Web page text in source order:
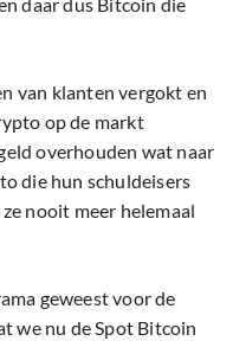
van klanten vergokt en
op de markt
overhouden wat naar
die hun schuldeisers
nooit meer helemaal
geweest voor de
we nu de Spot Bitcoin